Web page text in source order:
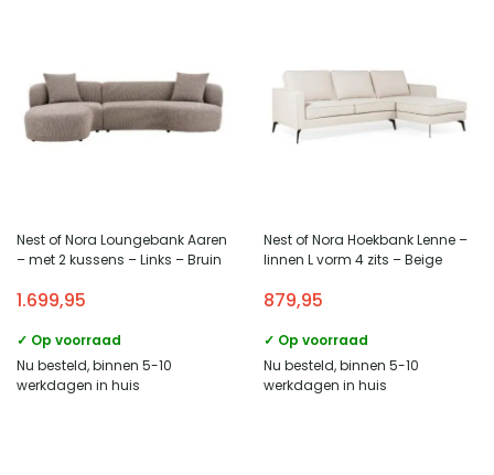
Nest of Nora Loungebank Aaren
– met 2 kussens – Links – Bruin
1.699,95
✓ Op voorraad
Nu besteld, binnen 5-10
werkdagen in huis
Nest of Nora Hoekbank Lenne –
linnen L vorm 4 zits – Beige
879,95
✓ Op voorraad
Nu besteld, binnen 5-10
werkdagen in huis